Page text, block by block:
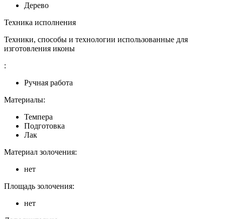
Дерево
Техника исполнения
Техники, способы и технологии использованные для
изготовления иконы
:
Ручная работа
Материалы:
Темпера
Подготовка
Лак
Материал золочения:
нет
Площадь золочения:
нет